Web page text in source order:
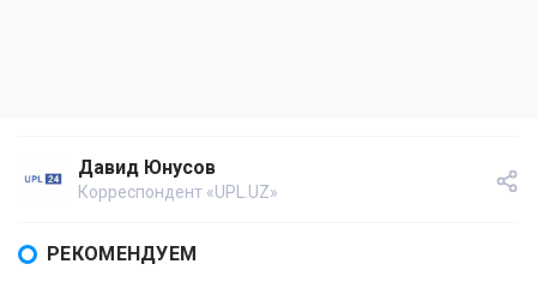
Давид Юнусов
Корреспондент «UPL.UZ»
РЕКОМЕНДУЕМ